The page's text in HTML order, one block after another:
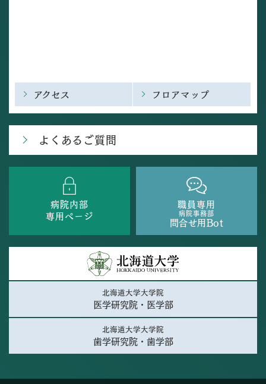
アクセス フロアマップ
よくあるご質問
病院内部
専用ページ
職員専用
病院事務部
問合せ用Bot
北海道大学大学院
医学研究院・医学部
北海道大学大学院
歯学研究院・歯学部